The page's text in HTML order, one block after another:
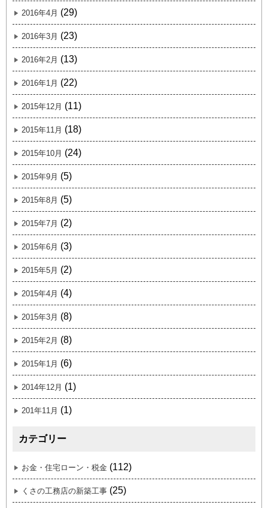
2016年4月 (29)
2016年3月 (23)
2016年2月 (13)
2016年1月 (22)
2015年12月 (11)
2015年11月 (18)
2015年10月 (24)
2015年9月 (5)
2015年8月 (5)
2015年7月 (2)
2015年6月 (3)
2015年5月 (2)
2015年4月 (4)
2015年3月 (8)
2015年2月 (8)
2015年1月 (6)
2014年12月 (1)
201年11月 (1)
カテゴリー
お金・住宅ローン・税金 (112)
くさの工務店の新築工事 (25)